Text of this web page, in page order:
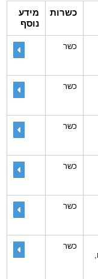
כשרות
מידע
נוסף
כשר
כשר
כשר
כשר
כשר
כשר